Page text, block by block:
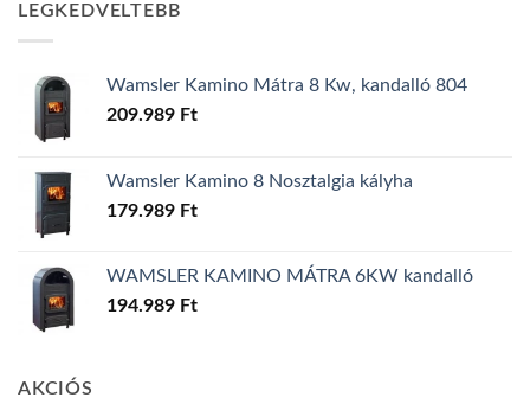
LEGKEDVELTEBB
Wamsler Kamino Mátra 8 Kw, kandalló 804
209.989 Ft
Wamsler Kamino 8 Nosztalgia kályha
179.989 Ft
WAMSLER KAMINO MÁTRA 6KW kandalló
194.989 Ft
AKCIÓS